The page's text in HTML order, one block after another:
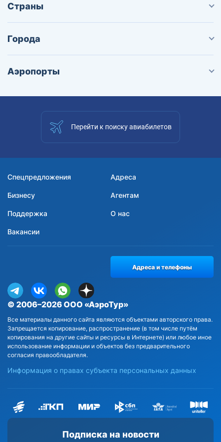
Страны
Города
Аэропорты
Перейти к поиску авиабилетов
Спецпредложения Адреса
Бизнесу Агентам
Поддержка О нас
Вакансии
Подписка на новости
© 2006–2026 ООО «АэроТур»
Все материалы данного сайта являются объектами авторского права.
Запрещается копирование, распространение (в том числе путём
копирования на другие сайты и ресурсы в Интернете) или любое иное
использование информации и объектов без предварительного
согласия правообладателя.
Информация о правах субъекта персональных данных
Адреса и телефоны